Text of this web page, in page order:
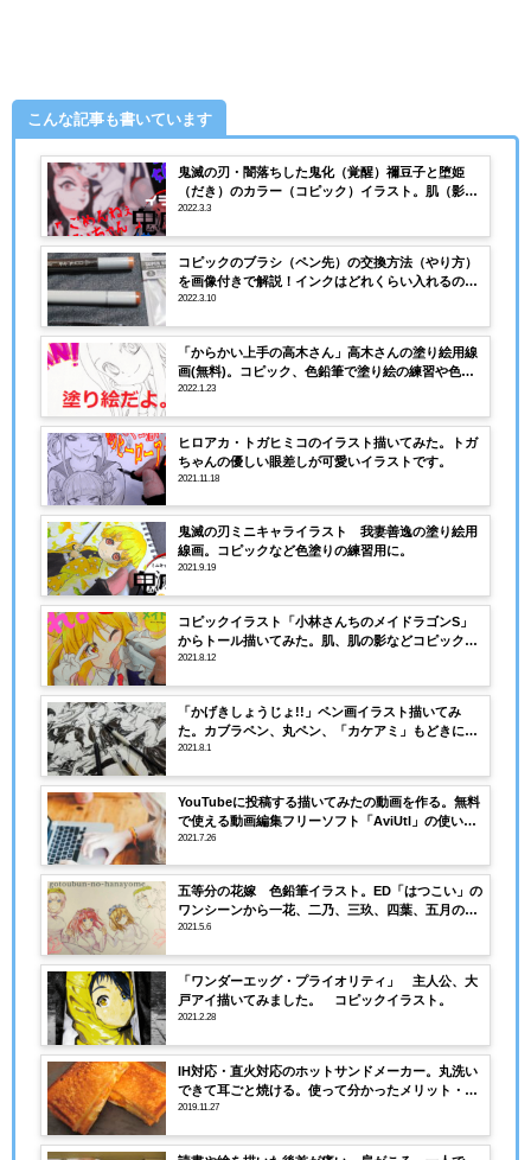
こんな記事も書いています
鬼滅の刃・闇落ちした鬼化（覚醒）禰豆子と堕姫
（だき）のカラー（コピック）イラスト。肌（影）
や髪の色など塗り方、使ったコピック番号を解説
2022.3.3
コピックのブラシ（ペン先）の交換方法（やり方）
を画像付きで解説！インクはどれくらい入れるの？
必要な道具は？
2022.3.10
「からかい上手の高木さん」高木さんの塗り絵用線
画(無料)。コピック、色鉛筆で塗り絵の練習や色塗
り用に。
2022.1.23
ヒロアカ・トガヒミコのイラスト描いてみた。トガ
ちゃんの優しい眼差しが可愛いイラストです。
2021.11.18
鬼滅の刃ミニキャライラスト 我妻善逸の塗り絵用
線画。コピックなど色塗りの練習用に。
2021.9.19
コピックイラスト「小林さんちのメイドラゴンS」
からトール描いてみた。肌、肌の影などコピックの
塗り方、番号解説！
2021.8.12
「かげきしょうじょ!!」ペン画イラスト描いてみ
た。カブラペン、丸ペン、「カケアミ」もどきにつ
いて解説。
2021.8.1
YouTubeに投稿する描いてみたの動画を作る。無料
で使える動画編集フリーソフト「AviUtl」の使いか
た。インストールのやり方。
2021.7.26
五等分の花嫁 色鉛筆イラスト。ED「はつこい」の
ワンシーンから一花、二乃、三玖、四葉、五月の集
合絵を描いてみました。使っている色鉛筆と紙選び
2021.5.6
「ワンダーエッグ・プライオリティ」 主人公、大
戸アイ描いてみました。 コピックイラスト。
2021.2.28
IH対応・直火対応のホットサンドメーカー。丸洗い
できて耳ごと焼ける。使って分かったメリット・デ
メリット！
2019.11.27